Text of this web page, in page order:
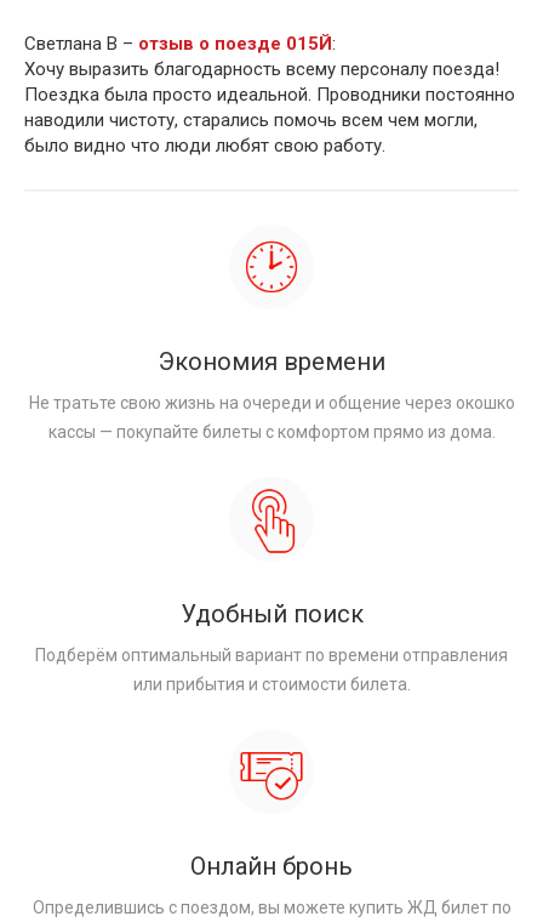
Светлана В – отзыв о поезде 015Й:
Хочу выразить благодарность всему персоналу поезда!
Поездка была просто идеальной. Проводники постоянно
наводили чистоту, старались помочь всем чем могли,
было видно что люди любят свою работу.
Экономия времени
Не тратьте свою жизнь на очереди и общение через окошко
кассы — покупайте билеты с комфортом прямо из дома.
Удобный поиск
Подберём оптимальный вариант по времени отправления
или прибытия и стоимости билета.
Онлайн бронь
Определившись с поездом, вы можете купить ЖД билет по